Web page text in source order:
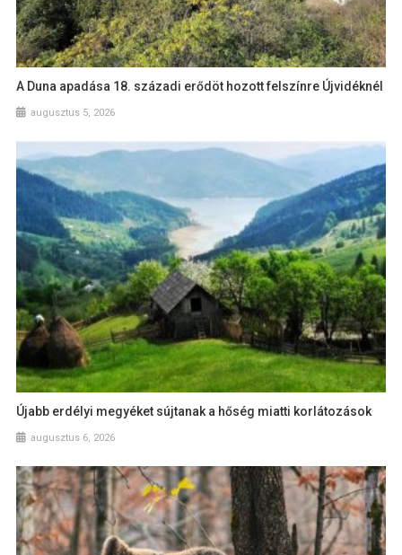
A Duna apadása 18. századi erődöt hozott felszínre Újvidéknél
augusztus 5, 2026
Újabb erdélyi megyéket sújtanak a hőség miatti korlátozások
augusztus 6, 2026